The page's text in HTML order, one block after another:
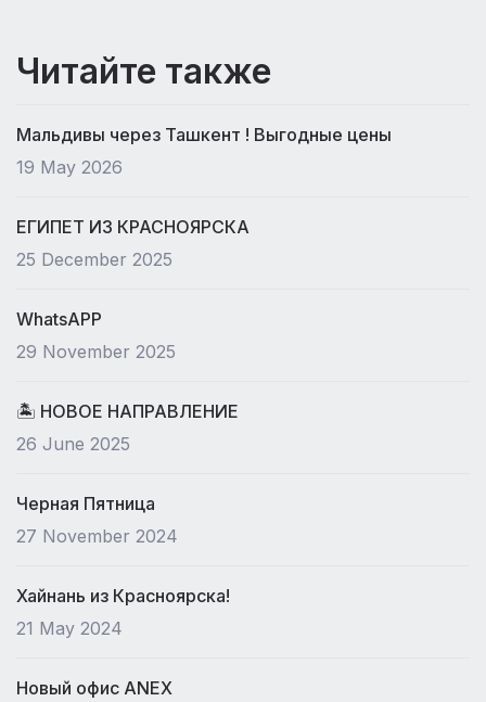
Читайте также
Мальдивы через Ташкент ! Выгодные цены
19 May 2026
ЕГИПЕТ ИЗ КРАСНОЯРСКА
25 December 2025
WhatsAPP
29 November 2025
🏝 НОВОЕ НАПРАВЛЕНИЕ
26 June 2025
Черная Пятница
27 November 2024
Хайнань из Красноярска!
21 May 2024
Новый офис ANEX